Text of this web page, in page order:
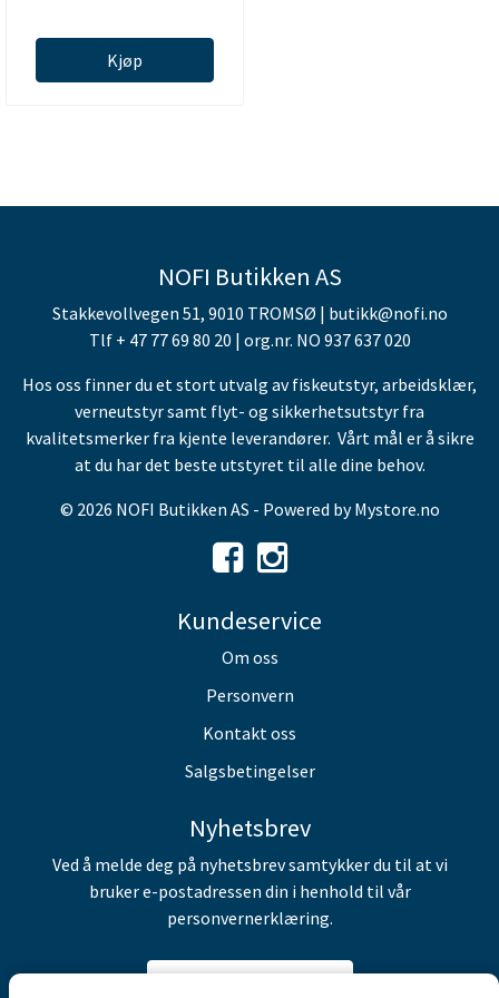
Kjøp
NOFI Butikken AS
Stakkevollvegen 51, 9010 TROMSØ | butikk@nofi.no
Tlf + 47 77 69 80 20 | org.nr. NO 937 637 020
Hos oss finner du et stort utvalg av fiskeutstyr, arbeidsklær,
verneutstyr samt flyt- og sikkerhetsutstyr fra
kvalitetsmerker fra kjente leverandører. Vårt mål er å sikre
at du har det beste utstyret til alle dine behov.
© 2026 NOFI Butikken AS - Powered byMystore.no
Kundeservice
Om oss
Personvern
Kontakt oss
Salgsbetingelser
Nyhetsbrev
Ved å melde deg på nyhetsbrev samtykker du til at vi
bruker e-postadressen din i henhold til vår
personvernerklæring.
Abonner på nyhetsbrev